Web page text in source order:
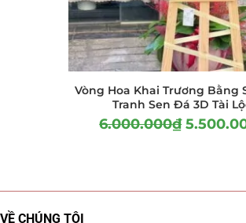
Vòng Hoa Khai Trương Bằng
Tranh Sen Đá 3D Tài
6.000.000₫
VỀ CHÚNG TÔI